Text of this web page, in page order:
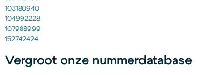
103180940
104992228
107988999
152742424
Vergroot onze nummerdatabase